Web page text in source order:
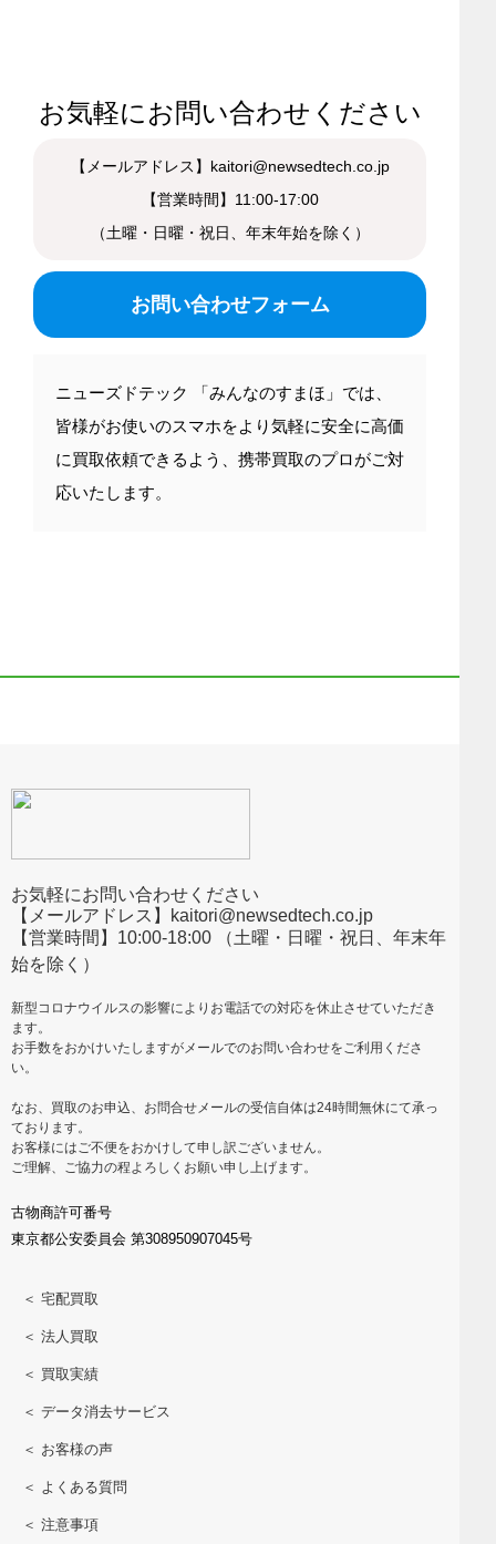
お気軽にお問い合わせください
【メールアドレス】kaitori@newsedtech.co.jp
【営業時間】11:00-17:00
（土曜・日曜・祝日、年末年始を除く）
お問い合わせフォーム
ニューズドテック 「みんなのすまほ」では、
皆様がお使いのスマホをより気軽に安全に高価
に買取依頼できるよう、携帯買取のプロがご対
応いたします。
お気軽にお問い合わせください
【メールアドレス】kaitori@newsedtech.co.jp
【営業時間】10:00-18:00 （土曜・日曜・祝日、年末年
始を除く）
新型コロナウイルスの影響によりお電話での対応を休止させていただき
ます。
お手数をおかけいたしますがメールでのお問い合わせをご利用くださ
い。
なお、買取のお申込、お問合せメールの受信自体は24時間無休にて承っ
ております。
お客様にはご不便をおかけして申し訳ございません。
ご理解、ご協力の程よろしくお願い申し上げます。
古物商許可番号
東京都公安委員会 第308950907045号
＜ 宅配買取
＜ 法人買取
＜ 買取実績
＜ データ消去サービス
＜ お客様の声
＜ よくある質問
＜ 注意事項